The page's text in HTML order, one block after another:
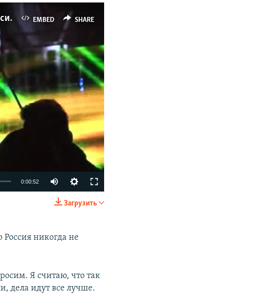
EMBED SHARE
В Симферополе в день «присоединения» Крыма к России выступила Вика Цыганова (видео)
SHARE
0:00:52
Загрузить
никогда не
Я считаю, что так
дела идут все лучше.